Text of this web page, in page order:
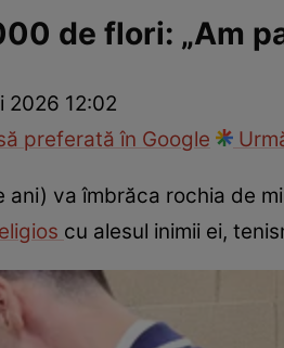
de flori: „Am
2026 12:02
preferată în Google
ani) va îmbrăca rochia de
cu alesul inimii ei,